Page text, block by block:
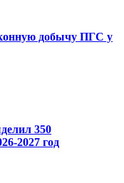
добычу ПГС у
350
2027 год